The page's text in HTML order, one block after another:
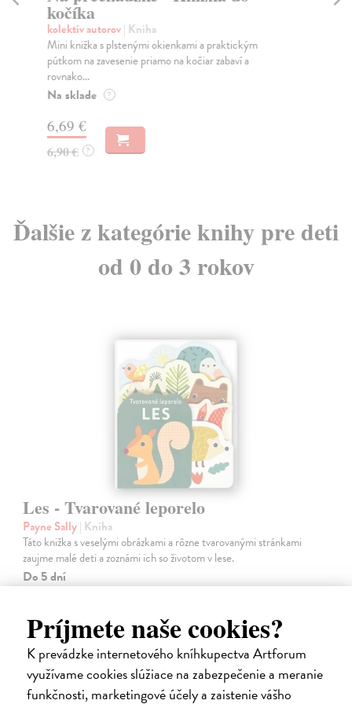
Príjmete naše cookies?
K prevádzke internetového kníhkupectva Artforum
využívame cookies slúžiace na zabezpečenie a meranie
funkčnosti, marketingové účely a zaistenie vášho
kočíka
kolektív autorov| Kniha
Mini knižka s plstenými okienkami a praktickým
pútkom na zavesenie priamo na kočiar zabaví a
rovnako...
Na sklade ?
6,69 €
6,90 € ?
Ďalšie z kategórie knihy pre deti
od 0 do 3 rokov
Les - Tvarované leporelo
Payne Sally| Kniha
Táto knižka s veselými obrázkami a rôzne tvarovanými stránkami
zaujme malé deti a zoznámi ich so životom v lese.
Do 5 dní
7,90 €